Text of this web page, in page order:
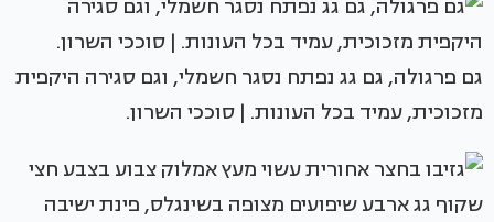
גם פרגולה, גם גג נפתח נסגר חשמלי, וגם סגירה היקפית
מזכוכית, עמיד בכל העונות. | סוככי השרון.